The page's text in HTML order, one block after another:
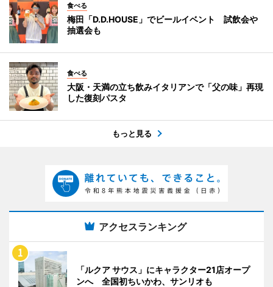
食べる
梅田「D.D.HOUSE」でビールイベント 試飲会や
抽選会も
食べる
大阪・天満の立ち飲みイタリアンで「父の味」再現
した復刻パスタ
もっと見る
アクセスランキング
「ルクア サウス」にキャラクター21店オープ
ンへ 全国初ちいかわ、サンリオも